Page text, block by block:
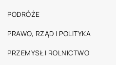
PODRÓŻE
PRAWO, RZĄD I POLITYKA
PRZEMYSŁ I ROLNICTWO